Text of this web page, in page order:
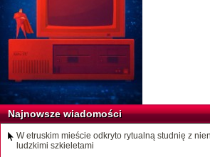
Najnowsze wiadomości
W etruskim mieście odkryto rytualną studnię z
ludzkimi szkieletami